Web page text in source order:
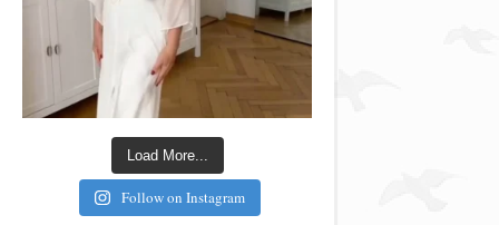
Load More...
Follow on Instagram